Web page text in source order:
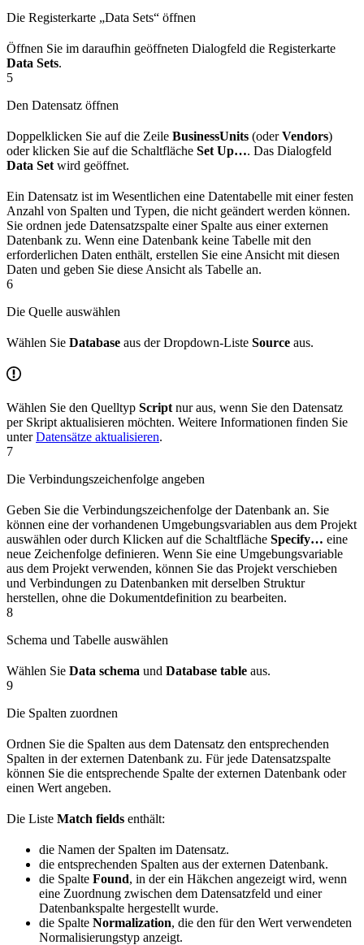
Die Registerkarte „Data Sets“ öffnen
Öffnen Sie im daraufhin geöffneten Dialogfeld die Registerkarte
Data Sets.
5
Den Datensatz öffnen
Doppelklicken Sie auf die Zeile BusinessUnits (oderVendors)
oder klicken Sie auf die Schaltfläche Set Up…. Das Dialogfeld
Data Set wird geöffnet.
Ein Datensatz ist im Wesentlichen eine Datentabelle mit einer festen
Anzahl von Spalten und Typen, die nicht geändert werden können.
Sie ordnen jede Datensatzspalte einer Spalte aus einer externen
Datenbank zu. Wenn eine Datenbank keine Tabelle mit den
erforderlichen Daten enthält, erstellen Sie eine Ansicht mit diesen
Daten und geben Sie diese Ansicht als Tabelle an.
6
Die Quelle auswählen
Wählen Sie Database aus der Dropdown-Liste Source aus.
Wählen Sie den Quelltyp Script nur aus, wenn Sie den Datensatz
per Skript aktualisieren möchten. Weitere Informationen finden Sie
unterDatensätze aktualisieren.
7
Die Verbindungszeichenfolge angeben
Geben Sie die Verbindungszeichenfolge der Datenbank an. Sie
können eine der vorhandenen Umgebungsvariablen aus dem Projekt
auswählen oder durch Klicken auf die Schaltfläche Specify… eine
neue Zeichenfolge definieren. Wenn Sie eine Umgebungsvariable
aus dem Projekt verwenden, können Sie das Projekt verschieben
und Verbindungen zu Datenbanken mit derselben Struktur
herstellen, ohne die Dokumentdefinition zu bearbeiten.
8
Schema und Tabelle auswählen
Wählen Sie Data schema und Database table aus.
9
Die Spalten zuordnen
Ordnen Sie die Spalten aus dem Datensatz den entsprechenden
Spalten in der externen Datenbank zu. Für jede Datensatzspalte
können Sie die entsprechende Spalte der externen Datenbank oder
einen Wert angeben.
Die Liste Match fields enthält:
die Namen der Spalten im Datensatz.
die entsprechenden Spalten aus der externen Datenbank.
die Spalte Found, in der ein Häkchen angezeigt wird, wenn
eine Zuordnung zwischen dem Datensatzfeld und einer
Datenbankspalte hergestellt wurde.
die Spalte Normalization, die den für den Wert verwendeten
Normalisierungstyp anzeigt.